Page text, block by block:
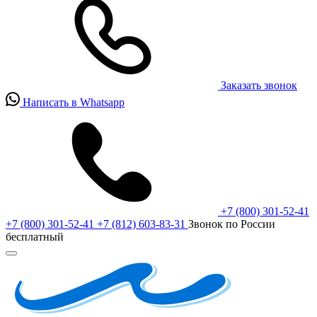
Заказать звонок
Написать в Whatsapp
+7 (800) 301-52-41
+7 (800) 301-52-41 +7 (812) 603-83-31 Звонок по России
бесплатный